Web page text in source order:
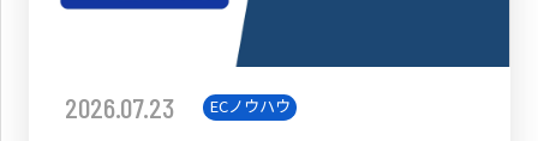
2026.07.23 ECノウハウ